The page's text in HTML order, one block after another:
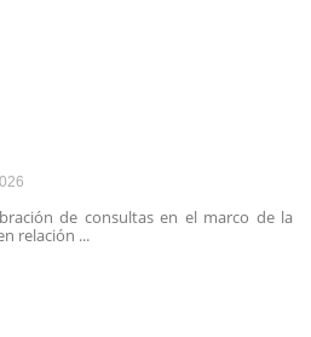
de consultas en el marco de la
relación ...